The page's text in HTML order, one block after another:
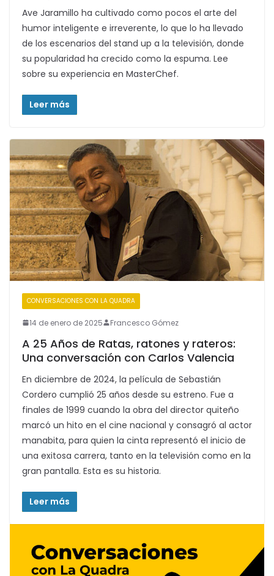
Ave Jaramillo ha cultivado como pocos el arte del
humor inteligente e irreverente, lo que lo ha llevado
de los escenarios del stand up a la televisión, donde
su popularidad ha crecido como la espuma. Lee
sobre su experiencia en MasterChef.
Leer más
CONVERSACIONES CON LA QUADRA
14 de enero de 2025 Francesco Gómez
A 25 Años de Ratas, ratones y rateros:
Una conversación con Carlos Valencia
En diciembre de 2024, la película de Sebastián
Cordero cumplió 25 años desde su estreno. Fue a
finales de 1999 cuando la obra del director quiteño
marcó un hito en el cine nacional y consagró al actor
manabita, para quien la cinta representó el inicio de
una exitosa carrera, tanto en la televisión como en la
gran pantalla. Esta es su historia.
Leer más